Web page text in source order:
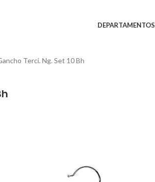
DEPARTAMENTOS
Terci. Ng. Set 10 Bh